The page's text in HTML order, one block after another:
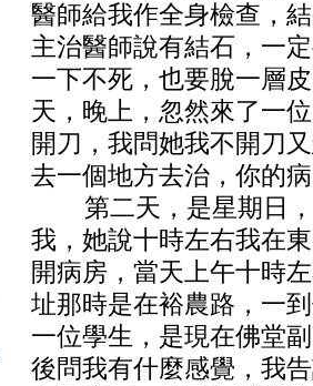
醫師給我作全身檢查，
主治醫師說有結石，一
一下不死，也要脫一層
天，晚上，忽然來了一
開刀，我問她我不開刀
去一個地方去治，你的
第二天，是星期日，
我，她說十時左右我在
開病房，當天上午十時
址那時是在裕農路，一
一位學生，是現在佛堂
後問我有什麼感覺，我